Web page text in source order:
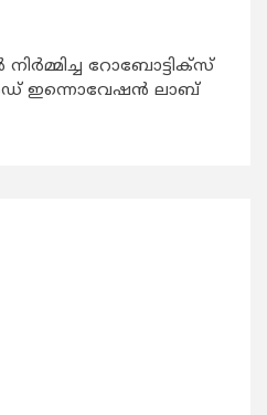
നിര്‍മ്മിച്ച റോബോട്ടിക്സ്
ലാബ്